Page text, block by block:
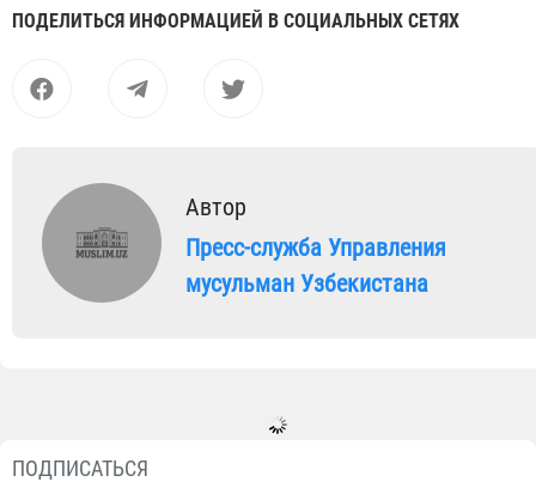
ПОДЕЛИТЬСЯ ИНФОРМАЦИЕЙ В СОЦИАЛЬНЫХ СЕТЯХ
Автор
Пресс-служба Управления
мусульман Узбекистана
ПОДПИСАТЬСЯ